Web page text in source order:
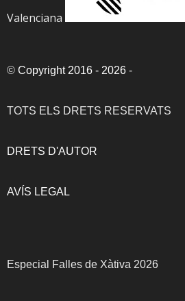
Valenciana
© Copyright 2016 - 2026 -
TOTS ELS DRETS RESERVATS
DRETS D'AUTOR
AVÍS LEGAL
Especial Falles de Xàtiva 2026